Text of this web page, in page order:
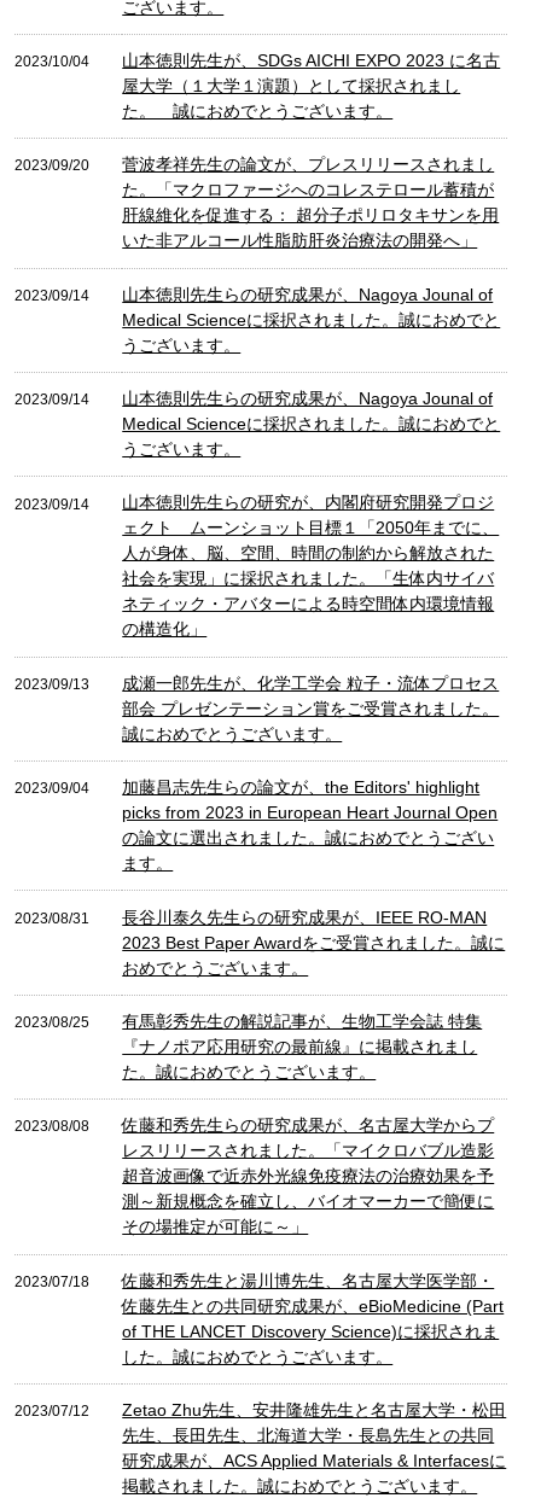
ございます。
2023/10/04
山本徳則先生が、SDGs AICHI EXPO 2023 に名古
屋大学（１大学１演題）として採択されまし
た。 誠におめでとうございます。
2023/09/20
菅波孝祥先生の論文が、プレスリリースされまし
た。「マクロファージへのコレステロール蓄積が
肝線維化を促進する： 超分子ポリロタキサンを用
いた非アルコール性脂肪肝炎治療法の開発へ」
2023/09/14
山本徳則先生らの研究成果が、Nagoya Jounal of
Medical Scienceに採択されました。誠におめでと
うございます。
2023/09/14
山本徳則先生らの研究成果が、Nagoya Jounal of
Medical Scienceに採択されました。誠におめでと
うございます。
2023/09/14
山本徳則先生らの研究が、内閣府研究開発プロジ
ェクト ムーンショット目標１「2050年までに、
人が身体、脳、空間、時間の制約から解放された
社会を実現」に採択されました。「生体内サイバ
ネティック・アバターによる時空間体内環境情報
の構造化」
2023/09/13
成瀬一郎先生が、化学工学会 粒子・流体プロセス
部会 プレゼンテーション賞をご受賞されました。
誠におめでとうございます。
2023/09/04
加藤昌志先生らの論文が、the Editors' highlight
picks from 2023 in European Heart Journal Open
の論文に選出されました。誠におめでとうござい
ます。
2023/08/31
長谷川泰久先生らの研究成果が、IEEE RO-MAN
2023 Best Paper Awardをご受賞されました。誠に
おめでとうございます。
2023/08/25
有馬彰秀先生の解説記事が、生物工学会誌 特集
『ナノポア応用研究の最前線』に掲載されまし
た。誠におめでとうございます。
2023/08/08
佐藤和秀先生らの研究成果が、名古屋大学からプ
レスリリースされました。「マイクロバブル造影
超音波画像で近赤外光線免疫療法の治療効果を予
測～新規概念を確立し、バイオマーカーで簡便に
その場推定が可能に～」
2023/07/18
佐藤和秀先生と湯川博先生、名古屋大学医学部・
佐藤先生との共同研究成果が、eBioMedicine (Part
of THE LANCET Discovery Science)に採択されま
した。誠におめでとうございます。
2023/07/12
Zetao Zhu先生、安井隆雄先生と名古屋大学・松田
先生、長田先生、北海道大学・長島先生との共同
研究成果が、ACS Applied Materials & Interfacesに
掲載されました。誠におめでとうございます。